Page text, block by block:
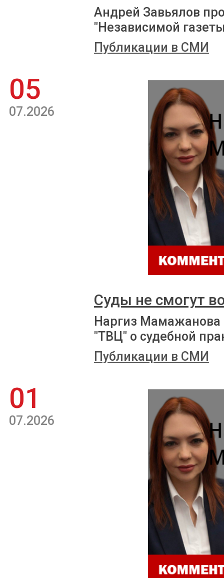
Андрей Завьялов
"Независимой
Публикации в СМИ
05
07.2026
Суды не смогут
Наргиз Мамажанова
"ТВЦ" о судебной
Публикации в СМИ
01
07.2026